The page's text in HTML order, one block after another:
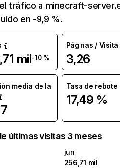
tráfico a minecraft-
en -9,9 %.
mil-10 %
Páginas / Visita
3,26
media de la
Tasa de rebote
17,49 %
últimas visitas 3 meses
jun
256,71 mil